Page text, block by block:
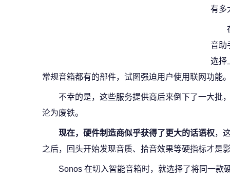
有多
音助
选择
常规音箱都有的部件，试图强迫用户使用联网功能
不幸的是，这些服务提供商后来倒下了一大批
沦为废铁。
现在，硬件制造商似乎获得了更大的话语权，
之后，回头开始发现音质、拾音效果等硬指标才是
Sonos 在切入智能音箱时，就选择了将同一款